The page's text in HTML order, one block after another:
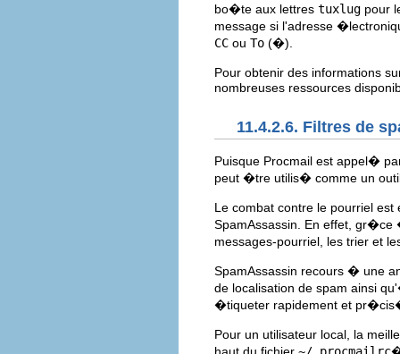
bo�te aux lettres tuxlug pour
message si l'adresse
CC ou To (�).
Pour obtenir des informations
nombreuses ressources
11.4.2.6. Filtres de
Puisque Procmail est appel�
peut �tre utilis� comme un
Le combat contre le pourriel
SpamAssassin. En effet, gr�ce
messages-pourriel, les trier et
SpamAssassin recours � une
de localisation de spam ainsi
�tiqueter rapidement et
Pour un utilisateur local, la